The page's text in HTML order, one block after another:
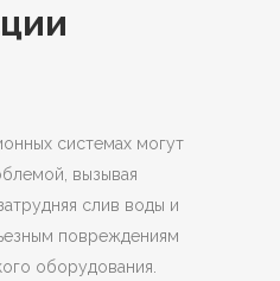
системах могут
вызывая
слив воды и
повреждениям
оборудования.